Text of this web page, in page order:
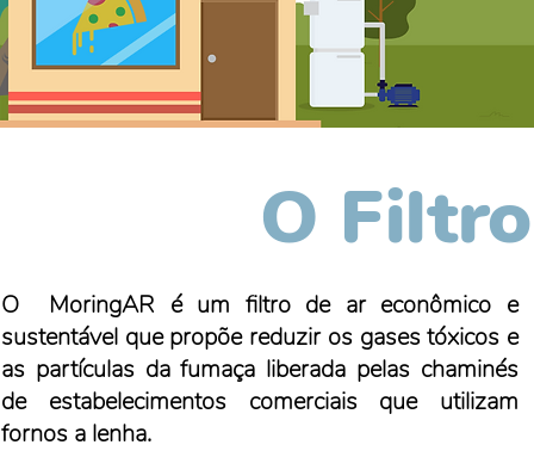
O
O MoringAR é um filtro de ar econômico e
sustentável que propõe reduzir os gases tóxicos e
as partículas da fumaça liberada pelas chaminés
de estabelecimentos comerciais que utilizam
fornos a lenha.